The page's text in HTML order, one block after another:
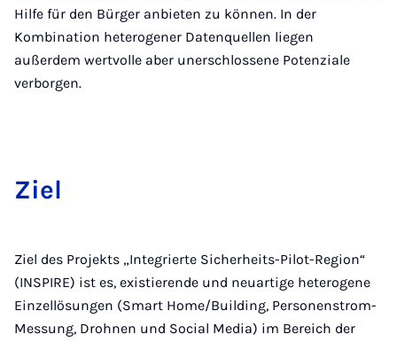
Hilfe für den Bürger anbieten zu können. In der
Kombination heterogener Datenquellen liegen
außerdem wertvolle aber unerschlossene Potenziale
verborgen.
Ziel
Ziel des Projekts „Integrierte Sicherheits-Pilot-Region“
(INSPIRE) ist es, existierende und neuartige heterogene
Einzellösungen (Smart Home/Building, Personenstrom-
Messung, Drohnen und Social Media) im Bereich der